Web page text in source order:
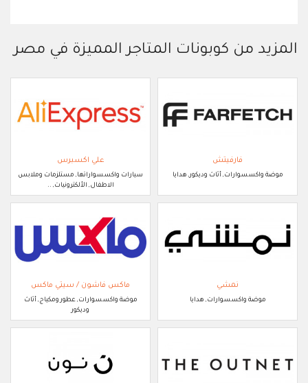
المزيد من كوبونات المتاجر المميزة في مصر
فارفيتش
موضة واكسسوارات, أثاث وديكور, هدايا
علي اكسبرس
سيارات واكسسواراتها, مستلزمات وملابس
الاطفال, الألكترونيات, ..
نمشي
موضة واكسسوارات, هدايا
ماكس فاشون / سيتي ماكس
موضة واكسسوارات, عطور ومكياج, أثاث
وديكور